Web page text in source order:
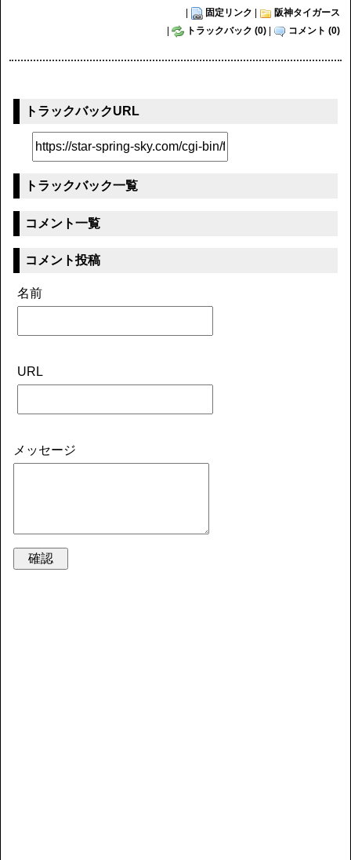
固定リンク
阪神タイガース
トラックバック (0) コメント (0)
トラックバックURL
トラックバック一覧
コメント一覧
コメント投稿
名前
URL
メッセージ